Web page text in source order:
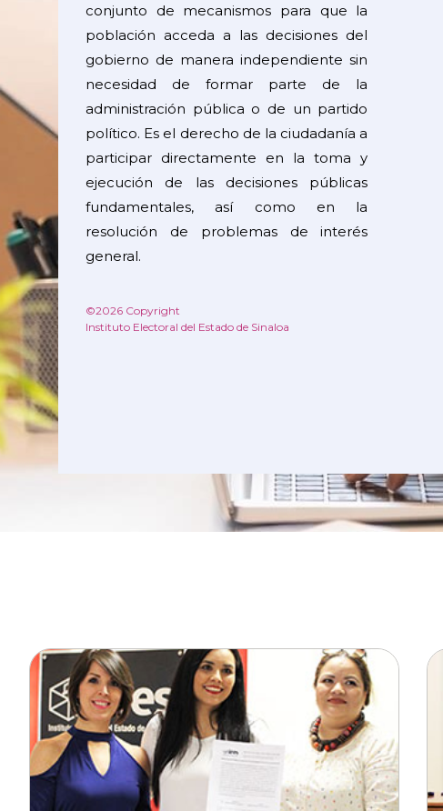
conjunto de mecanismos para que la
población acceda a las decisiones del
gobierno de manera independiente sin
necesidad de formar parte de la
administración pública o de un partido
político. Es el derecho de la ciudadanía a
participar directamente en la toma y
ejecución de las decisiones públicas
fundamentales, así como en la
resolución de problemas de interés
general.
©2026 Copyright
Instituto Electoral del Estado de Sinaloa